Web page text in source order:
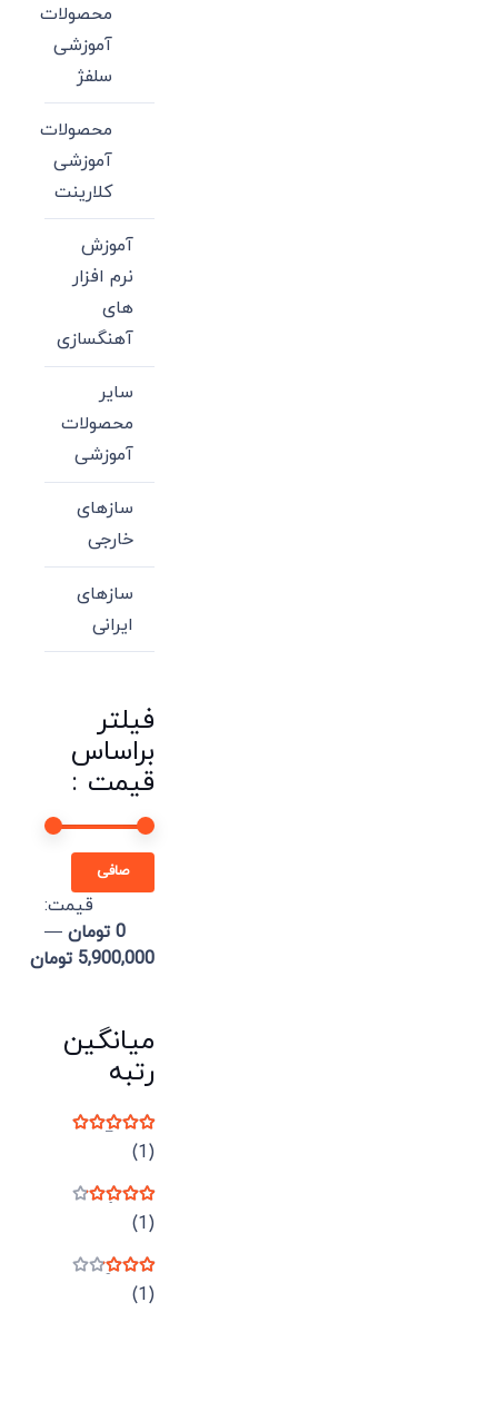
محصولات
آموزشی
سلفژ
محصولات
آموزشی
کلارینت
آموزش
نرم افزار
های
آهنگسازی
سایر
محصولات
آموزشی
سازهای
خارجی
سازهای
ایرانی
فیلتر
براساس
قیمت :
صافی
قيمت:
0 تومان
—
5,900,000 تومان
میانگین
رتبه
نمره(1)
نمره(1)
نمره(1)